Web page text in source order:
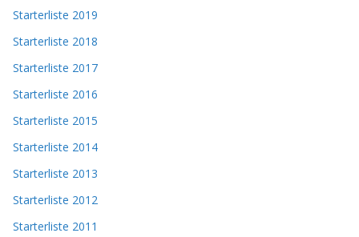
Starterliste 2019
Starterliste 2018
Starterliste 2017
Starterliste 2016
Starterliste 2015
Starterliste 2014
Starterliste 2013
Starterliste 2012
Starterliste 2011